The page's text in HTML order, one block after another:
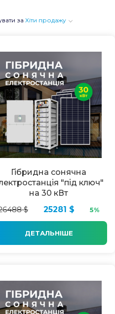
за Хіти продажу
Гібридна сонячна
"під ключ"
на 30 кВт
$
25281 $ 5%
ДЕТАЛЬНІШЕ